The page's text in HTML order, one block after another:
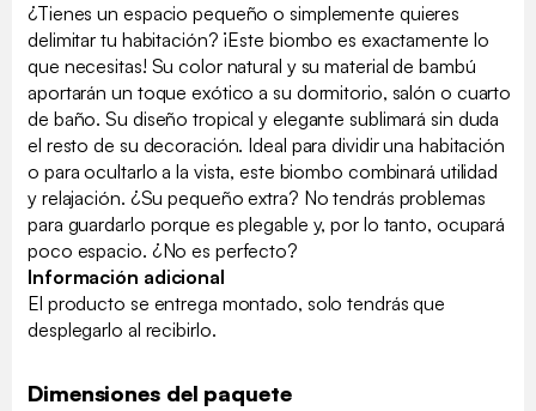
¿Tienes un espacio pequeño o simplemente quieres
delimitar tu habitación? ¡Este biombo es exactamente lo
que necesitas! Su color natural y su material de bambú
aportarán un toque exótico a su dormitorio, salón o cuarto
de baño. Su diseño tropical y elegante sublimará sin duda
el resto de su decoración. Ideal para dividir una habitación
o para ocultarlo a la vista, este biombo combinará utilidad
y relajación. ¿Su pequeño extra? No tendrás problemas
para guardarlo porque es plegable y, por lo tanto, ocupará
poco espacio. ¿No es perfecto?
Información adicional
El producto se entrega montado, solo tendrás que
desplegarlo al recibirlo.
Dimensiones del paquete